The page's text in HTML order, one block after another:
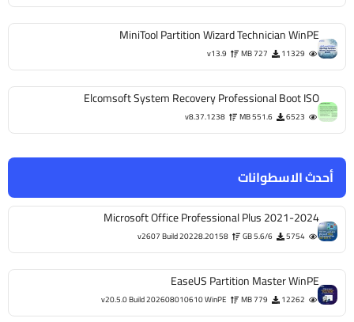
أحدث الاسطوانات
Microsoft Office Professional Plus 2021-2024
5754
5.6/6 GB
v2607 Build 20228.20158
EaseUS Partition Master WinPE
12262
779 MB
v20.5.0 Build 202608010610 WinPE
MiniTool Partition Wizard Technician WinPE
11329
727 MB
v13.9
Elcomsoft System Recovery Professional Boot ISO
6523
551.6 MB
v8.37.1238